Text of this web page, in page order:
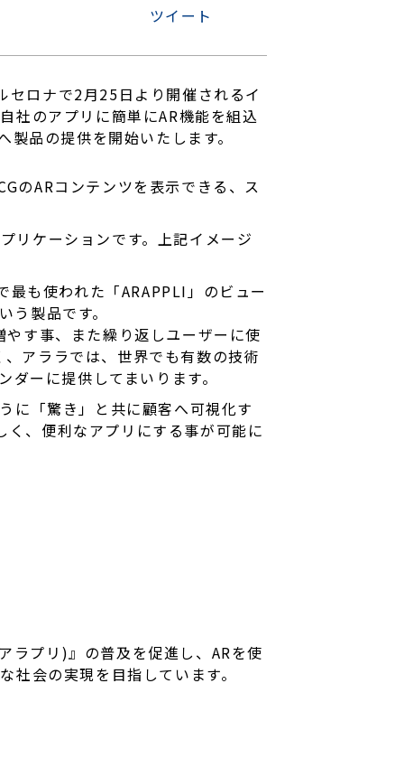
ツイート
セロナで2月25日より開催されるイ
のアプリに簡単にAR機能を組込
品の提供を開始いたします。
のARコンテンツを表示できる、ス
リケーションです。上記イメージ
も使われた「ARAPPLI」のビュー
製品です。
す事、また繰り返しユーザーに使
アララでは、世界でも有数の技術
ーに提供してまいります。
に「驚き」と共に顧客へ可視化す
、便利なアプリにする事が可能に
ラプリ)』の普及を促進し、ARを使
会の実現を目指しています。